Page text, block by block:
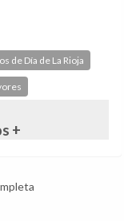
de Día de La Rioja
+